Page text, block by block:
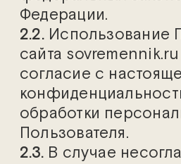
Федерации.
2.2.Использование
сайта
согласие с
обработки
Пользователя.
2.3.В случае